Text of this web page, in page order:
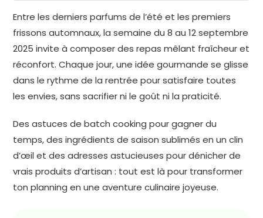
Entre les derniers parfums de l’été et les premiers
frissons automnaux, la semaine du 8 au 12 septembre
2025 invite à composer des repas mêlant fraîcheur et
réconfort. Chaque jour, une idée gourmande se glisse
dans le rythme de la rentrée pour satisfaire toutes
les envies, sans sacrifier ni le goût ni la praticité.
Des astuces de batch cooking pour gagner du
temps, des ingrédients de saison sublimés en un clin
d’œil et des adresses astucieuses pour dénicher de
vrais produits d’artisan : tout est là pour transformer
ton planning en une aventure culinaire joyeuse.